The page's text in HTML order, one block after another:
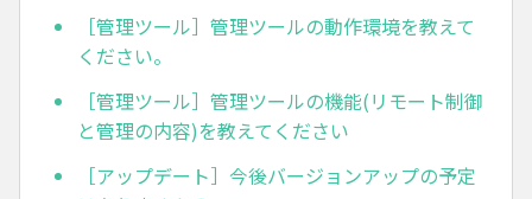
［管理ツール］管理ツールの動作環境を教えて
ください。
［管理ツール］管理ツールの機能(リモート制御
と管理の内容)を教えてください
［アップデート］今後バージョンアップの予定